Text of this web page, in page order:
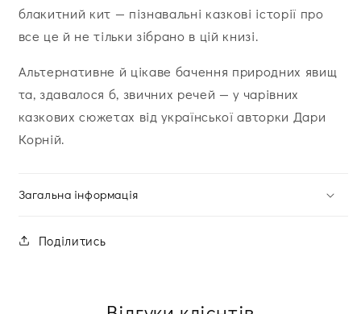
блакитний кит — пізнавальні казкові історії про
все це й не тільки зібрано в цій книзі.
Альтернативне й цікаве бачення природних явищ
та, здавалося б, звичних речей — у чарівних
казкових сюжетах від української авторки Дари
Корній.
Загальна інформація
Поділитись